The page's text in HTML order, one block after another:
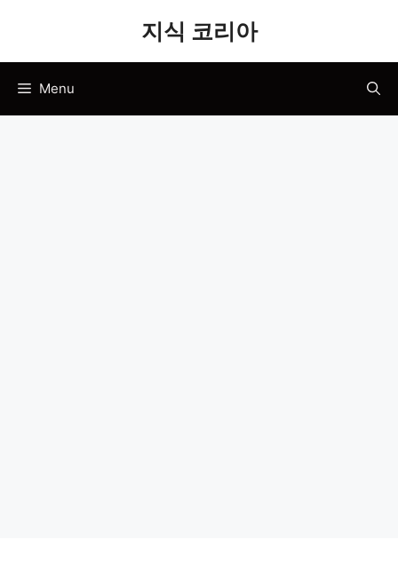
지식 코리아
Menu